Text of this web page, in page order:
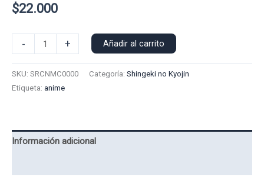
$22.000
-
Capucha
+ Añadir al carrito
SKU: SRCNMC0000 Categoría: Shingeki no Kyojin
Etiqueta: anime
Información adicional